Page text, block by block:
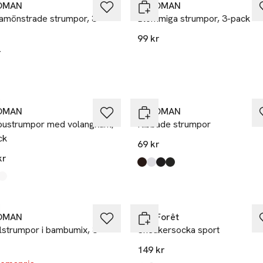
strumpor, 3-
Å WOMAN
Blommiga strumpor, 3-pack
99 kr
med volangkant,
finns i färgerna:
Å WOMAN
Ribbade strumpor
69 kr
Produkten finns i färgerna:
Dark Brown
White,
Black,
Navy,
i bambumix, 3-
BleuForêt
Sneakersocka sport
149 kr